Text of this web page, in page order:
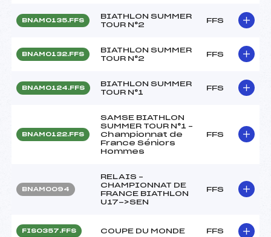
BNAM0135.FFS
BIATHLON SUMMER
TOUR N°2
FFS
BNAM0132.FFS
BIATHLON SUMMER
TOUR N°2
FFS
BNAM0124.FFS
BIATHLON SUMMER
TOUR N°1
FFS
BNAM0122.FFS
SAMSE BIATHLON
SUMMER TOUR N°1 –
Championnat de
France Séniors
Hommes
FFS
BNAM0094
RELAIS –
CHAMPIONNAT DE
FRANCE BIATHLON
U17->SEN
FFS
FIS0357.FFS COUPE DU MONDE FFS